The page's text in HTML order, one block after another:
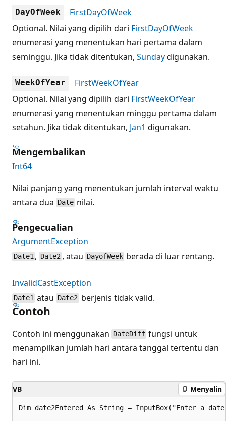
DayOfWeek
FirstDayOfWeek
Optional. Nilai yang dipilih dari FirstDayOfWeek
enumerasi yang menentukan hari pertama dalam
seminggu. Jika tidak ditentukan, Sundaydigunakan.
WeekOfYear
FirstWeekOfYear
Optional. Nilai yang dipilih dari FirstWeekOfYear
enumerasi yang menentukan minggu pertama dalam
setahun. Jika tidak ditentukan, Jan1 digunakan.
Mengembalikan
Int64
Nilai panjang yang menentukan jumlah interval waktu
antara dua Date nilai.
Pengecualian
ArgumentException
Date1 , Date2, atau DayofWeek berada di luar rentang.
InvalidCastException
Date1 atau Date2berjenis tidak valid.
Contoh
Contoh ini menggunakan DateDiff fungsi untuk
menampilkan jumlah hari antara tanggal tertentu dan
hari ini.
VB Menyalin
Dim date2Entered As String = InputBox("Enter a